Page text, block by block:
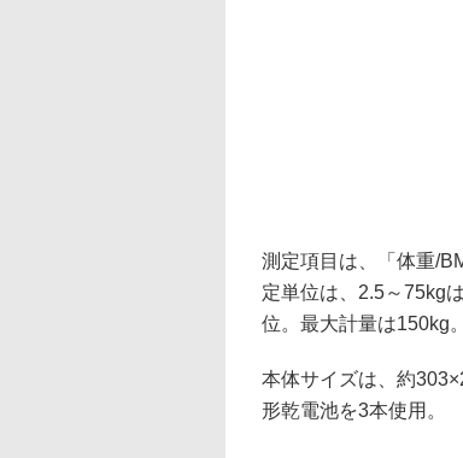
測定項目は、「体重/
定単位は、2.5～75kg
位。最大計量は150kg。
本体サイズは、約
形乾電池を3本使用。